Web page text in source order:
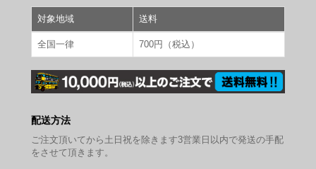
対象地域 送料
全国一律 700円（税込）
配送方法
ご注文頂いてから土日祝を除きます3営業日以内で発送の手配
をさせて頂きます。